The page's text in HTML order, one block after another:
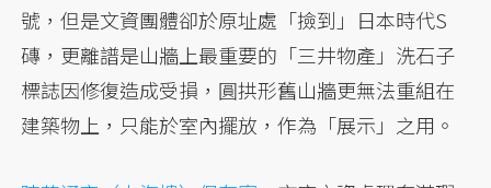
號，但是文資團體卻於原址處「撿到」日本時代S
磚，更離譜是山牆上最重要的「三井物產」洗石子
標誌因修復造成受損，圓拱形舊山牆更無法重組在
建築物上，只能於室內擺放，作為「展示」之用。